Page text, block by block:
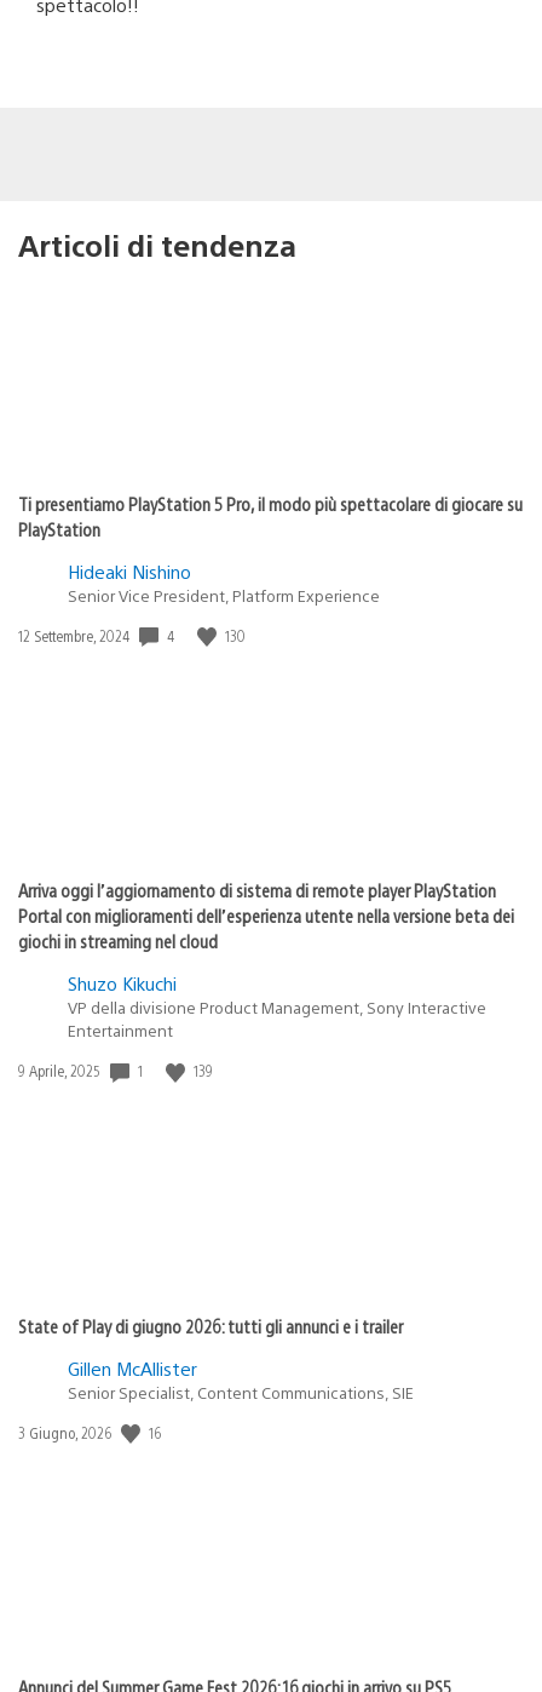
Articoli di tendenza
Ti presentiamo PlayStation 5 Pro, il modo più spettacolare di giocare su
PlayStation
Hideaki Nishino
Senior Vice President, Platform Experience
Data
12 Settembre, 2024 4 130
Arriva oggi l’aggiornamento di sistema di remote player PlayStation
Portal con miglioramenti dell’esperienza utente nella versione beta dei
giochi in streaming nel cloud
Shuzo Kikuchi
VP della divisione Product Management, Sony Interactive
Entertainment
Data
9 Aprile, 2025 1 139
State of Play di giugno 2026: tutti gli annunci e i trailer
Gillen McAllister
Senior Specialist, Content Communications, SIE
Data
3 Giugno, 2026 16
Annunci del Summer Game Fest 2026: 16 giochi in arrivo su PS5